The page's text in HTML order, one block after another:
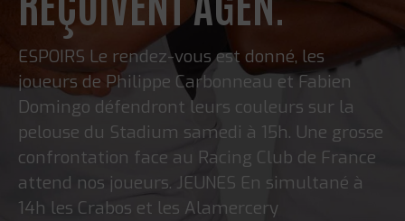
ESPOIRS Le rendez-vous est donné, les
joueurs de Philippe Carbonneau et Fabien
Domingo défendront leurs couleurs sur la
pelouse du Stadium samedi à 15h. Une grosse
confrontation face au Racing Club de France
attend nos joueurs. JEUNES En simultané à
14h les Crabos et les Alamercery